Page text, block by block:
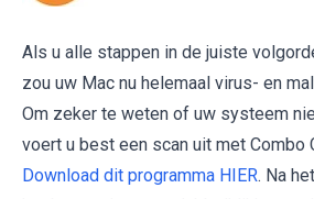
Als u alle stappen in de juiste
zou uw Mac nu helemaal virus- en
Om zeker te weten of uw systeem
voert u best een scan uit met Combo
Download dit programma HIER. Na